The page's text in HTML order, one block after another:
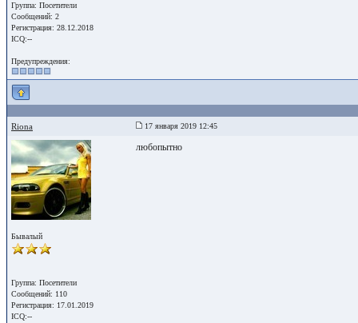
Группа: Посетители
Сообщений: 2
Регистрация: 28.12.2018
ICQ:--
Предупреждения:
Riona 17 января 2019 12:45
Бывалый
Группа: Посетители
Сообщений: 110
Регистрация: 17.01.2019
ICQ:--
любопытно